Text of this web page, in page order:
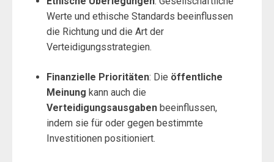
Werte und ethische Standards beeinflussen
die Richtung und die Art der
Verteidigungsstrategien.
Finanzielle Prioritäten: Die öffentliche
Meinung kann auch die
Verteidigungsausgabenbeeinflussen,
indem sie für oder gegen bestimmte
Investitionen positioniert.